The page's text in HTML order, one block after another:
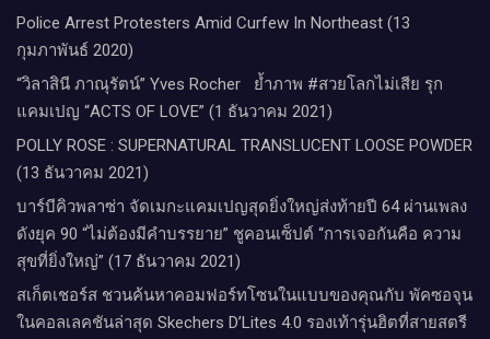
Police Arrest Protesters Amid Curfew In Northeast (13
กุมภาพันธ์ 2020)
“วิลาสินี ภาณุรัตน์” Yves Rocher​ ย้ำภาพ #สวยโลกไม่เสีย รุก
แคมเปญ “ACTS OF LOVE” (1 ธันวาคม 2021)
POLLY ROSE : SUPERNATURAL TRANSLUCENT LOOSE POWDER
(13 ธันวาคม 2021)
บาร์บีคิวพลาซ่า จัดเมกะแคมเปญสุดยิ่งใหญ่ส่งท้ายปี 64 ผ่านเพลง
ดังยุค 90 “ไม่ต้องมีคำบรรยาย” ชูคอนเซ็ปต์ “การเจอกันคือ ความ
สุขที่ยิ่งใหญ่” (17 ธันวาคม 2021)
สเก็ตเชอร์ส ชวนค้นหาคอมฟอร์ทโซนในแบบของคุณกับ พัคซอจุน
ในคอลเลคชันล่าสุด Skechers D’Lites 4.0 รองเท้ารุ่นฮิตที่สายสตรี